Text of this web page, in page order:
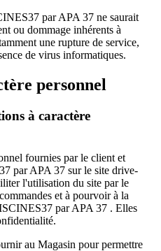
par APA 37 ne saurait
ou dommage inhérents à
une rupture de service,
de virus informatiques.
personnel
à caractère
fournies par le client et
par APA 37 sur le site drive-
l'utilisation du site par le
et à pourvoir à la
par APA 37 . Elles
au Magasin pour permettre